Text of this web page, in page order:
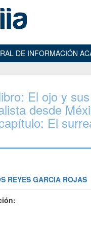
DE INFORMACIÓN
El ojo y
desde
El
REYES GARCIA ROJAS